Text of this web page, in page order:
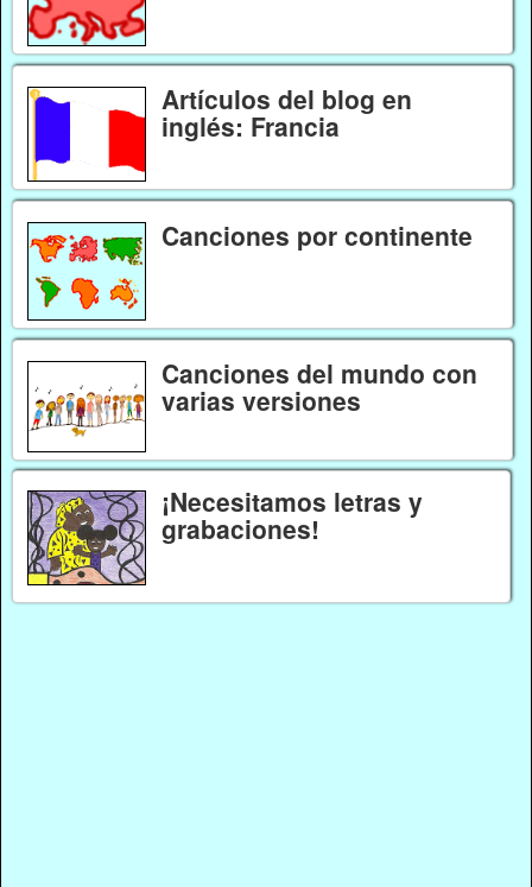
Artículos del blog en
inglés: Francia
Canciones por continente
Canciones del mundo con
varias versiones
¡Necesitamos letras y
grabaciones!